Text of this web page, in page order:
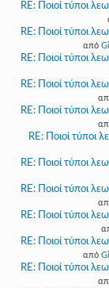
RE: Ποιοί τύποι
RE: Ποιοί τύποι
από
RE: Ποιοί τύποι
RE: Ποιοί τύποι
RE: Ποιοί τύποι
RE: Ποιοί
RE: Ποιοί τύποι
RE: Ποιοί τύποι
RE: Ποιοί τύποι
RE: Ποιοί τύποι
από
RE: Ποιοί τύποι